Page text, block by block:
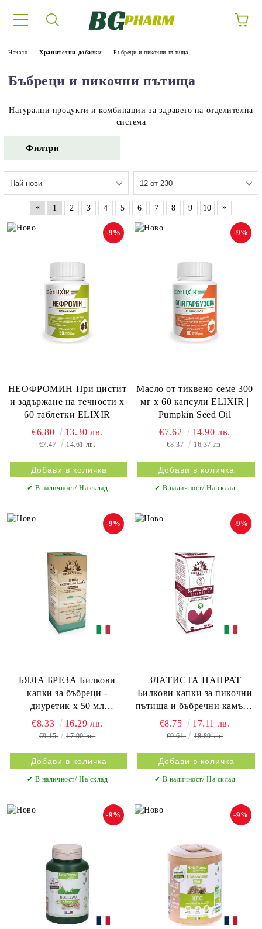
Начало Хранителни добавки Бъбреци и пикочни пътища
Бъбреци и пикочни пътища
Натурални продукти и комбинации за здравето на отделителна
система
Филтри
« 1 2 3 4 5 6 7 8 9 10 »
НЕОФРОМИН При цистит
и задържане на течности х
60 таблетки ELIXIR
-9%
€6.80 13.30 лв.
€7.47 14.61 лв.
✔ В наличност/ На склад
Масло от тиквено семе 300
мг х 60 капсули ELIXIR |
Pumpkin Seed Oil
-9%
€7.62 14.90 лв.
€8.37 16.37 лв.
✔ В наличност/ На склад
БЯЛА БРЕЗА Билкови
капки за бъбреци -
диуретик х 50 мл
ERBENOBILI
-9%
€8.33 16.29 лв.
€9.15 17.90 лв.
✔ В наличност/ На склад
ЗЛАТИСТА ПАПРАТ
Билкови капки за пикочни
пътища и бъбречни камъни
х 50 мл ERBENOBILI
-9%
€8.75 17.11 лв.
€9.61 18.80 лв.
✔ В наличност/ На склад
-9% -9%